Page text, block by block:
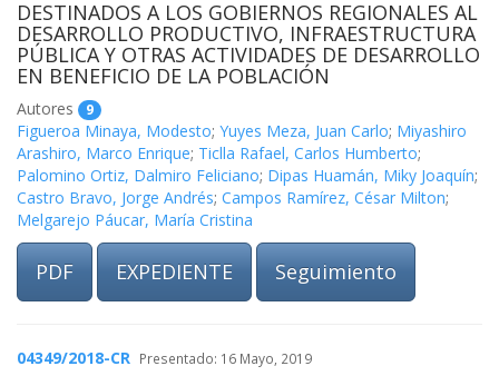
DESTINADOS A LOS GOBIERNOS REGIONALES AL
DESARROLLO PRODUCTIVO, INFRAESTRUCTURA
PÚBLICA Y OTRAS ACTIVIDADES DE DESARROLLO
EN BENEFICIO DE LA POBLACIÓN
Autores 9
Figueroa Minaya, Modesto; Yuyes Meza, Juan Carlo; Miyashiro
Arashiro, Marco Enrique; Ticlla Rafael, Carlos Humberto;
Palomino Ortiz, Dalmiro Feliciano; Dipas Huamán, Miky Joaquín;
Castro Bravo, Jorge Andrés; Campos Ramírez, César Milton;
Melgarejo Páucar, María Cristina
PDF EXPEDIENTE Seguimiento
04349/2018-CR Presentado: 16 Mayo, 2019